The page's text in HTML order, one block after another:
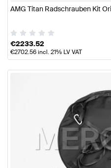
AMG Titan Radschrauben Kit
€2233.52
€2702.56incl. 21% LV VAT